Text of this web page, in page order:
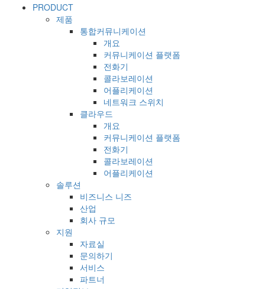
PRODUCT
제품
통합커뮤니케이션
개요
커뮤니케이션 플랫폼
전화기
콜라보레이션
어플리케이션
네트워크 스위치
클라우드
개요
커뮤니케이션 플랫폼
전화기
콜라보레이션
어플리케이션
솔루션
비즈니스 니즈
산업
회사 규모
지원
자료실
문의하기
서비스
파트너